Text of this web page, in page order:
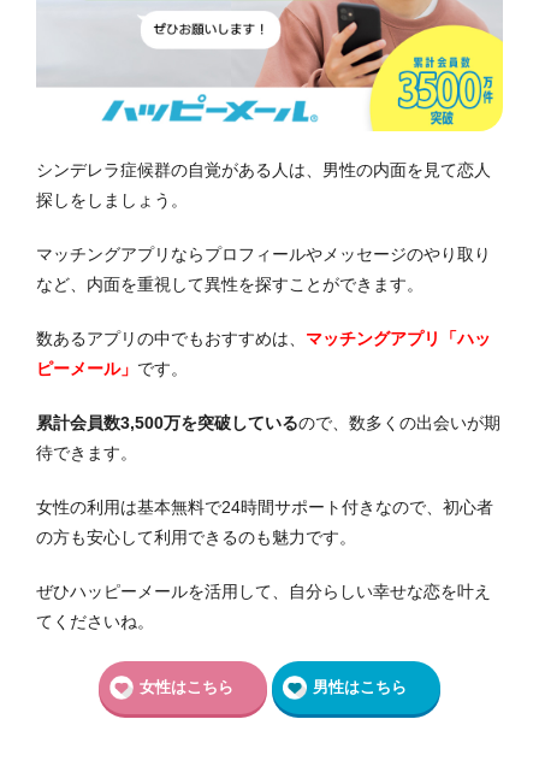
シンデレラ症候群の自覚がある人は、男性の内面を見て恋人
探しをしましょう。
マッチングアプリならプロフィールやメッセージのやり取り
など、内面を重視して異性を探すことができます。
数あるアプリの中でもおすすめは、 マッチングアプリ「ハッ
ピーメール」 です。
累計会員数3,500万を突破しているので、数多くの出会いが期
待できます。
女性の利用は基本無料で24時間サポート付きなので、初心者
の方も安心して利用できるのも魅力です。
ぜひハッピーメールを活用して、自分らしい幸せな恋を叶え
てくださいね。
女性はこちら 男性はこちら